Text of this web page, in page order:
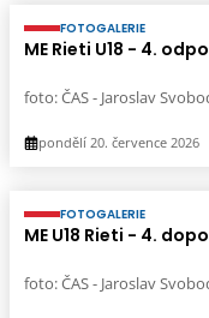
FOTOGALERIE
ME Rieti U18 - 4.
foto: ČAS - Jaroslav
pondělí 20. července 2026
FOTOGALERIE
ME U18 Rieti - 4.
foto: ČAS - Jaroslav